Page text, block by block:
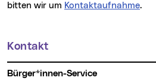
bitten wir um Kontaktaufnahme.
Weitere Informationen
Kontakt
Bürger*innen-Service